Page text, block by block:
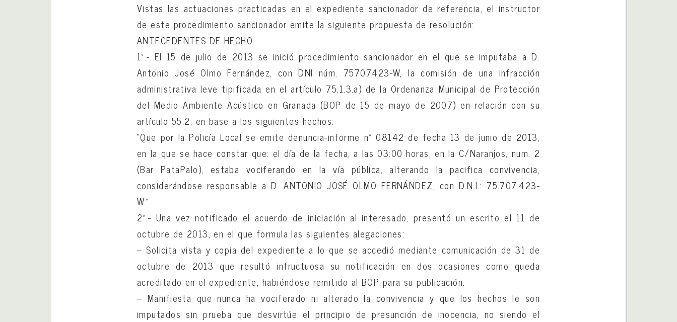
Vistas las actuaciones practicadas en el expediente sancionador de referencia, el instructor
de este procedimiento sancionador emite la siguiente propuesta de resolución:
ANTECEDENTES DE HECHO
1º.- El 15 de julio de 2013 se inició procedimiento sancionador en el que se imputaba a D.
Antonio José Olmo Fernández, con DNI núm. 75707423-W, la comisión de una infracción
administrativa leve tipificada en el artículo 75.1.3.a) de la Ordenanza Municipal de Protección
del Medio Ambiente Acústico en Granada (BOP de 15 de mayo de 2007) en relación con su
artículo 55.2, en base a los siguientes hechos:
“Que por la Policía Local se emite denuncia-informe nº 08142 de fecha 13 de junio de 2013,
en la que se hace constar que: el día de la fecha, a las 03:00 horas, en la C/Naranjos, num. 2
(Bar PataPalo), estaba vociferando en la vía pública, alterando la pacifica convivencia,
considerándose responsable a D. ANTONIO JOSÉ OLMO FERNÁNDEZ, con D.N.I.: 75.707.423-
W.”
2º.- Una vez notificado el acuerdo de iniciación al interesado, presentó un escrito el 11 de
octubre de 2013, en el que formula las siguientes alegaciones:
– Solicita vista y copia del expediente a lo que se accedió mediante comunicación de 31 de
octubre de 2013 que resultó infructuosa su notificación en dos ocasiones como queda
acreditado en el expediente, habiéndose remitido al BOP para su publicación.
– Manifiesta que nunca ha vociferado ni alterado la convivencia y que los hechos le son
imputados sin prueba que desvirtúe el principio de presunción de inocencia, no siendo el